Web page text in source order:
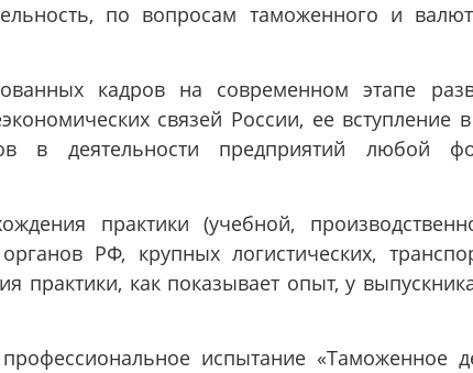
по вопросам таможенного и
кадров на современном этапе
связей России, ее вступление
в деятельности предприятий любой
практики (учебной,
РФ, крупных логистических,
практики, как показывает опыт, у
испытание «Таможенное